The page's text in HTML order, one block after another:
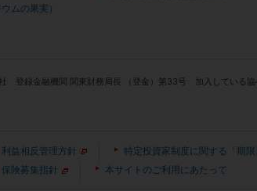
ムの果実）
登録金融機関 関東財務局長 （登金）第33号 加入している
利益相反管理方針 特定投資家制度に関する「期限
保険募集指針 本サイトのご利用にあたって